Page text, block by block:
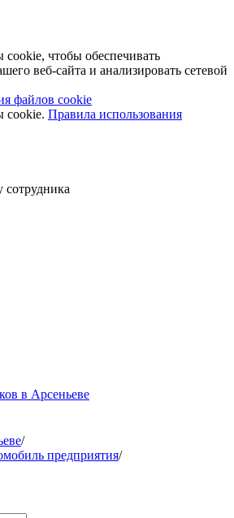
чтобы обеспечивать
веб-сайта и анализировать сетевой
файлов cookie
cookie. Правила использования
в Арсеньеве
/
предприятия/